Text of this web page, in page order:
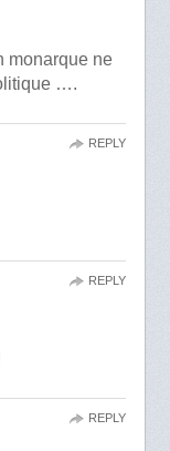
monarque ne
….
REPLY
REPLY
REPLY